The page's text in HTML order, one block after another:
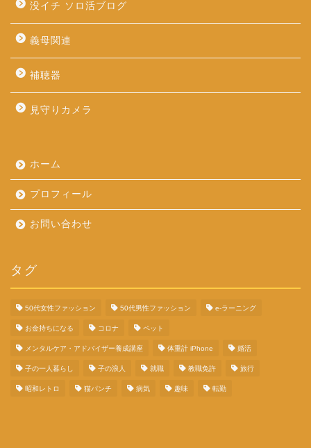
没イチ ソロ活ブログ
義母関連
補聴器
見守りカメラ
ホーム
プロフィール
お問い合わせ
タグ
50代女性ファッション 50代男性ファッション e-ラーニング
お金持ちになる コロナ ペット
メンタルケア・アドバイザー養成講座 体重計 iPhone 婚活
子の一人暮らし 子の浪人 就職 教職免許 旅行
昭和レトロ 猫パンチ 病気 趣味 転勤